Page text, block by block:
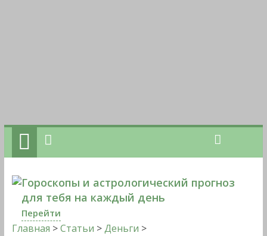
Гороскопы и астрологический прогноз
для тебя на каждый день
Перейти
Главная >Статьи >Деньги >